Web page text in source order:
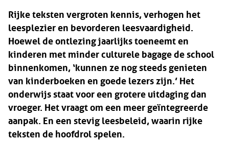
Rijke teksten vergroten kennis, verhogen het
leesplezier en bevorderen leesvaardigheid.
Hoewel de ontlezing jaarlijks toeneemt en
kinderen met minder culturele bagage de school
binnenkomen, ‘kunnen ze nog steeds genieten
van kinderboeken en goede lezers zijn.’ Het
onderwijs staat voor een grotere uitdaging dan
vroeger. Het vraagt om een meer geïntegreerde
aanpak. En een stevig leesbeleid, waarin rijke
teksten de hoofdrol spelen.